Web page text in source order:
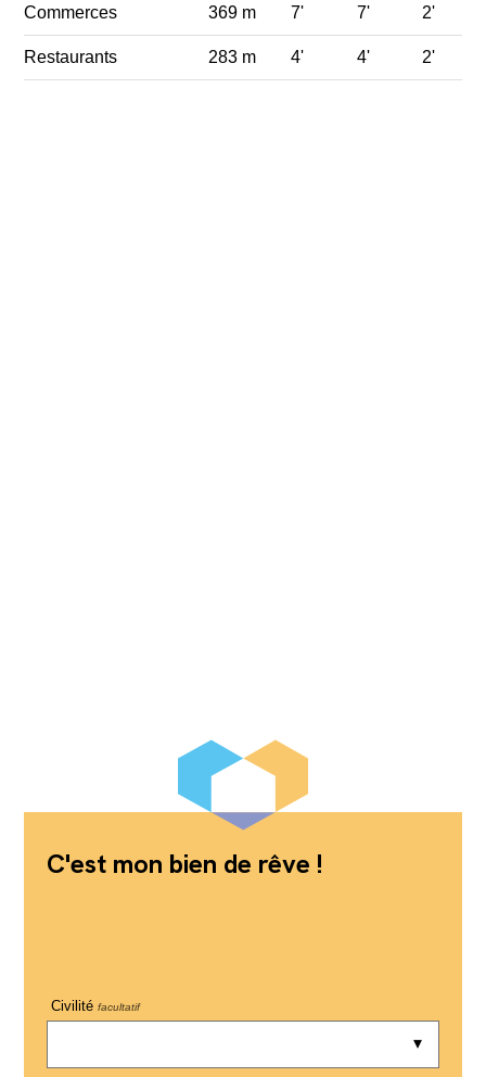
Commerces 369 m 7' 7' 2'
Restaurants 283 m 4' 4' 2'
C'est mon bien de rêve !
Civilité facultatif